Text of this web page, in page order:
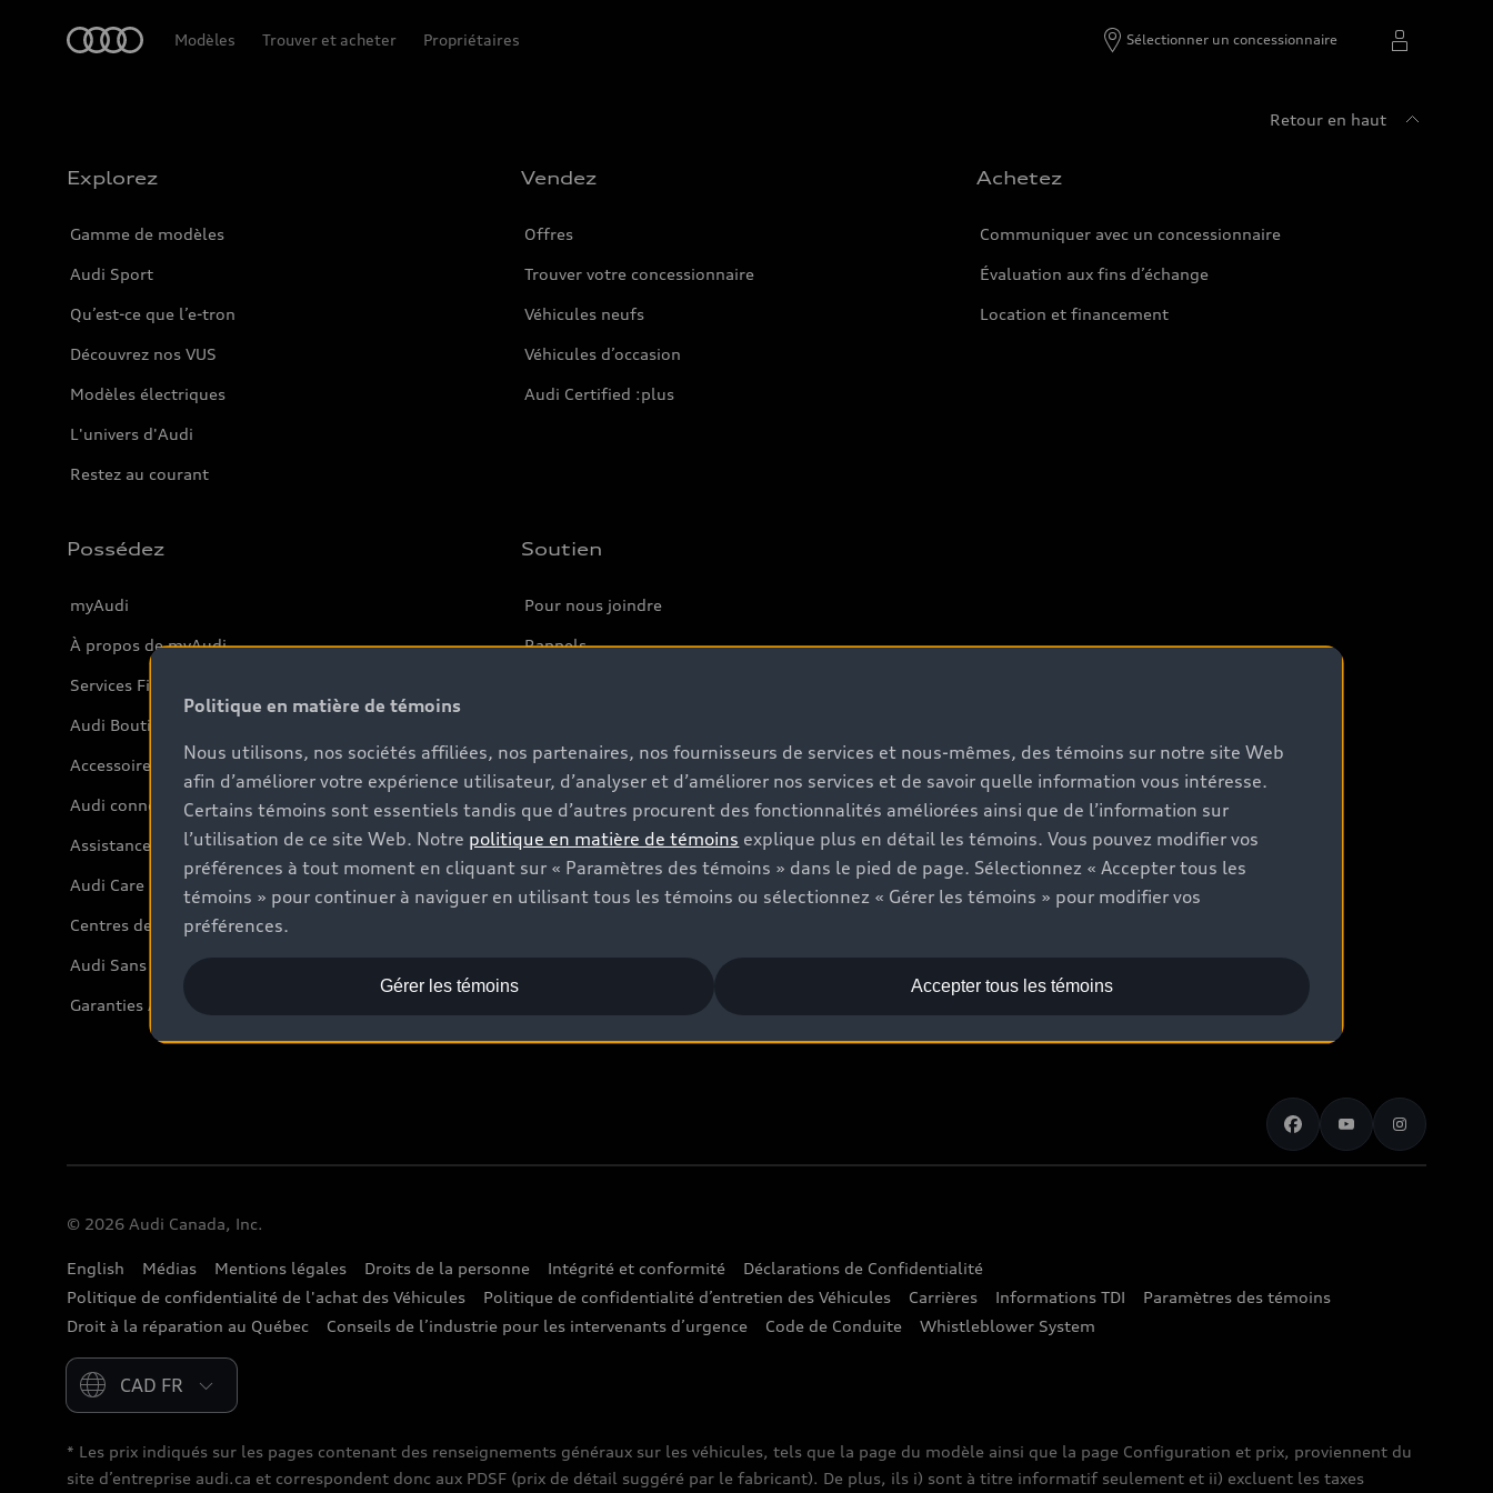
Modèles Trouver et acheter Propriétaires Sélectionner un concessionnaire
Retour en haut
Explorez
Gamme de modèles
Audi Sport
Qu’est-ce que l’e-tron
Découvrez nos VUS
Modèles électriques
L'univers d'Audi
Restez au courant
Vendez
Offres
Trouver votre concessionnaire
Véhicules neufs
Véhicules d’occasion
Audi Certified :plus
Achetez
Communiquer avec un concessionnaire
Évaluation aux fins d’échange
Location et financement
Possédez
myAudi
À propos de myAudi
Services Financiers Audi
Audi Boutique
Accessoires
Audi connect
Assistance routière
Audi Care
Centres de carrosserie Audi
Audi Sans Souci
Garanties Audi et couverture
Soutien
Pour nous joindre
Rappels
© 2026 Audi Canada, Inc.
English Médias Mentions légales Droits de la personne Intégrité et conformité
Déclarations de Confidentialité
Politique de confidentialité de l'achat des Véhicules
Politique de confidentialité d’entretien des Véhicules Carrières Informations TDI
Paramètres des témoins
Droit à la réparation au Québec
Conseils de l’industrie pour les intervenants d’urgence Code de Conduite Whistleblower System
Please select country
* Les prix indiqués sur les pages contenant des renseignements généraux sur les véhicules, tels que la page du modèle ainsi que la page Configuration et prix, proviennent du
site d’entreprise audi.ca et correspondent donc aux PDSF (prix de détail suggéré par le fabricant). De plus, ils i) sont à titre informatif seulement et ii) excluent les taxes
Politique en matière de témoins
Nous utilisons, nos sociétés affiliées, nos partenaires, nos fournisseurs de services et nous-mêmes, des témoins sur notre site Web
afin d’améliorer votre expérience utilisateur, d’analyser et d’améliorer nos services et de savoir quelle information vous intéresse.
Certains témoins sont essentiels tandis que d’autres procurent des fonctionnalités améliorées ainsi que de l’information sur
l’utilisation de ce site Web. Notre politique en matière de témoins explique plus en détail les témoins. Vous pouvez modifier vos
préférences à tout moment en cliquant sur « Paramètres des témoins » dans le pied de page. Sélectionnez « Accepter tous les
témoins » pour continuer à naviguer en utilisant tous les témoins ou sélectionnez « Gérer les témoins » pour modifier vos
préférences.
Accepter tous les témoins
Gérer les témoins